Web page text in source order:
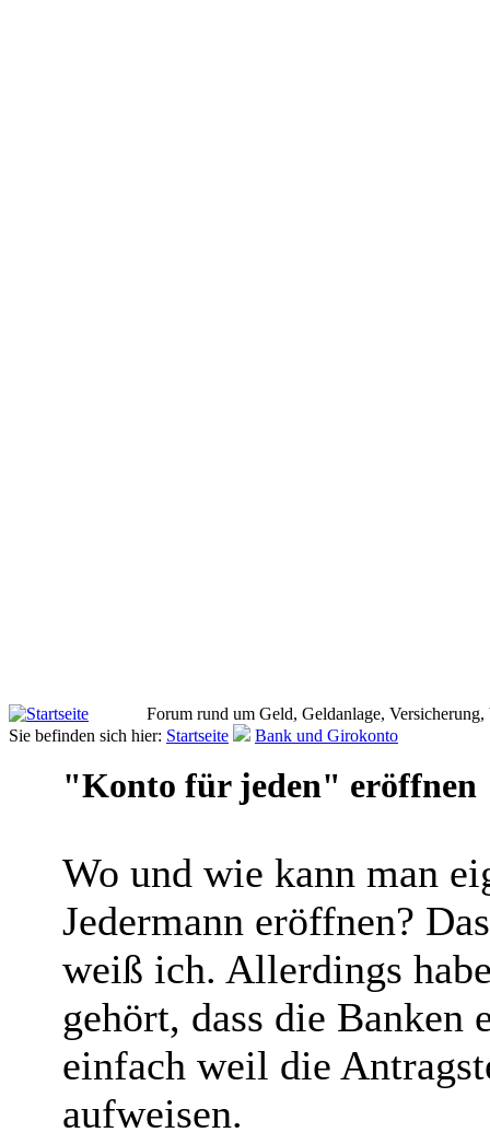
Forum rund um Geld, Geldanlage,
Sie befinden sich hier: Startseite Bank und Girokonto
"Konto für jeden" eröffnen
Wo und wie kann man
Jedermann eröffnen?
weiß ich. Allerdings
gehört, dass die Banken
einfach weil die
aufweisen.